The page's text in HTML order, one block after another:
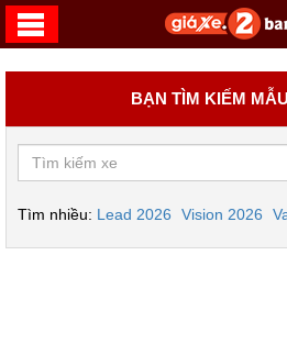
BẠN TÌM KIẾM
Tìm nhiều: Lead 2026 Vision 2026